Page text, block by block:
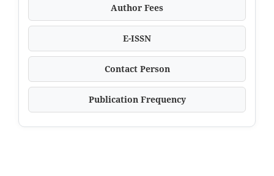
Author Fees
E-ISSN
Contact Person
Publication Frequency